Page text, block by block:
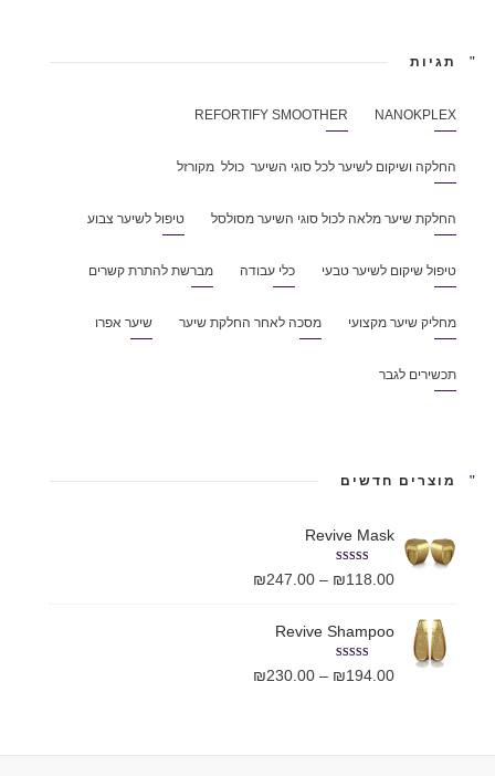
תגיות
NANOKPLEX
REFORTIFY SMOOTHER
החלקה ושיקום לשיער לכל סוגי השיער כולל מקורזל
החלקת שיער מלאה לכול סוגי השיער מסולסל טיפול לשיער צבוע
טיפול שיקום לשיער טבעי כלי עבודה מברשת להתרת קשרים
מחליק שיער מקצועי מסכה לאחר החלקת שיער שיער אפרו
תכשירים לגבר
מוצרים חדשים
Revive Mask
Rated
5.00
out of 5
₪118.00
–
₪247.00
Revive Shampoo
Rated
5.00
out of 5
₪194.00
–
₪230.00